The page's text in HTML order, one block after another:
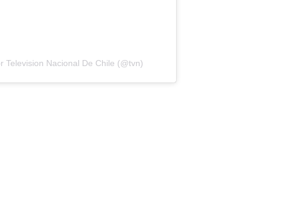
Television Nacional De Chile (@tvn)